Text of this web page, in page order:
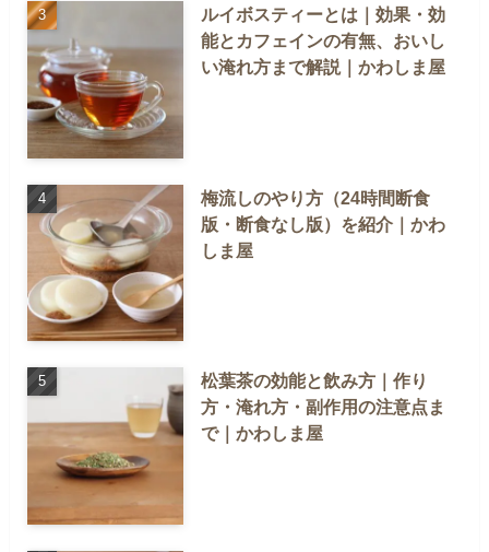
ルイボスティーとは｜効果・効
能とカフェインの有無、おいし
い淹れ方まで解説｜かわしま屋
梅流しのやり方（24時間断食
版・断食なし版）を紹介｜かわ
しま屋
松葉茶の効能と飲み方｜作り
方・淹れ方・副作用の注意点ま
で｜かわしま屋